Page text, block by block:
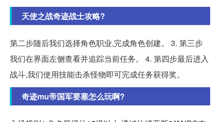
天使之战奇迹战士攻略?
第二步随后我们选择角色职业,完成角色创建。 3. 第三步
我们在界面左侧查看并追踪当前任务。 4. 第四步最后进入
战斗,我们使用技能击杀怪物即可完成任务获得奖。
奇迹mu帝国军要塞怎么玩啊?